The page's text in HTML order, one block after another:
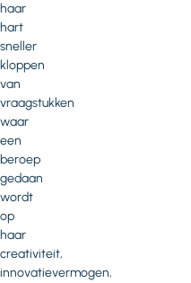
haar
hart
sneller
kloppen
van
vraagstukken
waar
een
beroep
gedaan
wordt
op
haar
creativiteit,
innovatievermogen,